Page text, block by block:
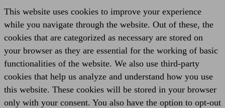
This website uses cookies to improve your experience
while you navigate through the website. Out of these, the
cookies that are categorized as necessary are stored on
your browser as they are essential for the working of basic
functionalities of the website. We also use third-party
cookies that help us analyze and understand how you use
this website. These cookies will be stored in your browser
only with your consent. You also have the option to opt-out